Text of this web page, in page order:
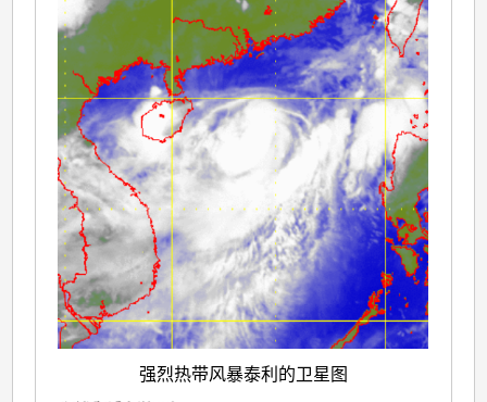
强烈热带风暴泰利的卫星图